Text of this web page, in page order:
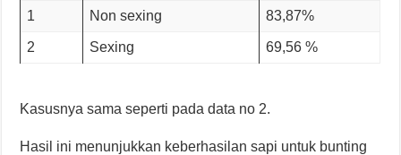
1 Non sexing 83,87%
2 Sexing 69,56 %
Kasusnya sama seperti pada data no 2.
Hasil ini menunjukkan keberhasilan sapi untuk bunting